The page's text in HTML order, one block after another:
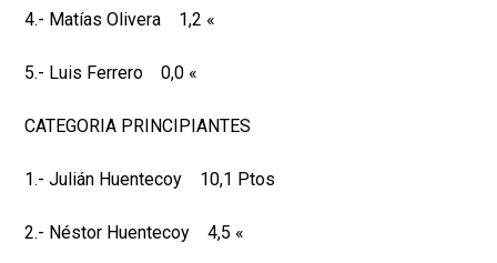
4.- Matías Olivera 1,2 «
5.- Luis Ferrero 0,0 «
CATEGORIA PRINCIPIANTES
1.- Julián Huentecoy 10,1 Ptos
2.- Néstor Huentecoy 4,5 «